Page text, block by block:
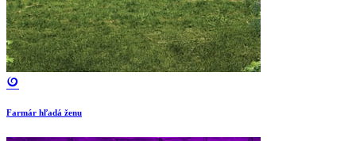
Farmár hľadá ženu